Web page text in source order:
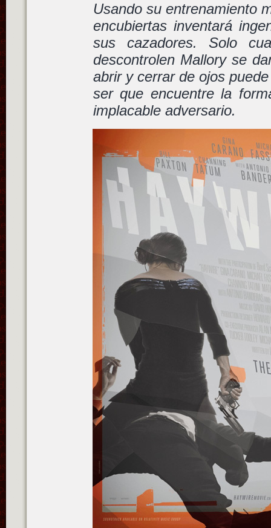
Usando su entrenamiento
encubiertas inventará
sus cazadores. Solo
descontrolen Mallory se
abrir y cerrar de ojos
ser que encuentre la
implacable adversario.